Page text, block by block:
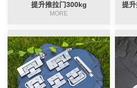
滑轮组
月牙锁
提升推拉门300kg
MORE
提